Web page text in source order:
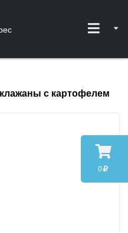
0
с картофелем